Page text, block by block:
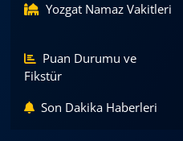
Yozgat Namaz Vakitleri
Puan Durumu ve
Fikstür
Son Dakika Haberleri